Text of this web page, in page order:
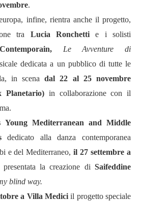
.
infine, rientra anche il progetto,
tra Lucia Ronchettie i solisti
Le Avventure di
dedicata a un pubblico di tutte le
in scenadal 22 al 25 novembre
Planetario) in collaborazione con il
Young Mediterranean and Middle
dedicato alla danza contemporanea
e del Mediterraneo,il 27 settembre a
la creazione di Saifeddine
blind way.
a Villa Medici il progetto speciale